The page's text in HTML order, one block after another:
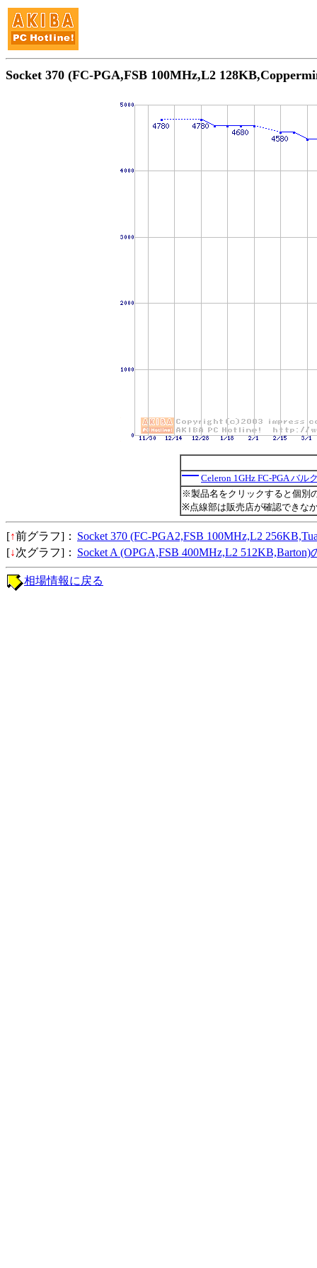
Socket 370 (FC-PGA,FSB 100MHz,L2
Celeron 1GHz FC-PGA バル
※製品名をクリックすると個別
※点線部は販売店が確認できな
[↑前グラフ]： Socket 370 (FC-PGA2,FSB 100MHz,L2
[↓次グラフ]： Socket A (OPGA,FSB 400MHz,L2
相場情報に戻る